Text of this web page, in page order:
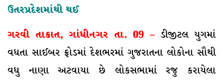
ઉતરપ્રદેશમાંથી થઈ
ગરવી તાકાત, ગાંધીનગર તા. 09 – ડીજીટલ યુગમાં
વધતા સાઈબર ફ્રોડમાં દેશભરમાં ગુજરાતના લોકોના સૌથી
વધુ નાણા અટવાયા છે લોકસભામાં રજુ કરાયેલા